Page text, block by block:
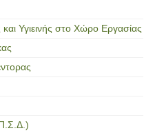
Υγιεινής στο Χώρο Εργασίας